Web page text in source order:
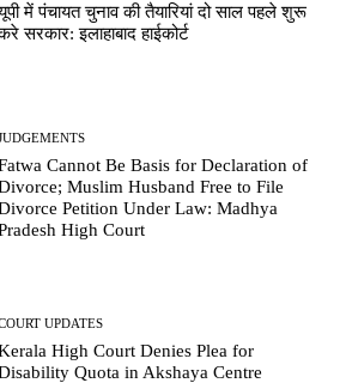
में पंचायत चुनाव की तैयारियां दो साल पहले शुरू
सरकार: इलाहाबाद हाईकोर्ट
Cannot Be Basis for Declaration of
Muslim Husband Free to File
Petition Under Law: Madhya
High Court
UPDATES
High Court Denies Plea for
Quota in Akshaya Centre